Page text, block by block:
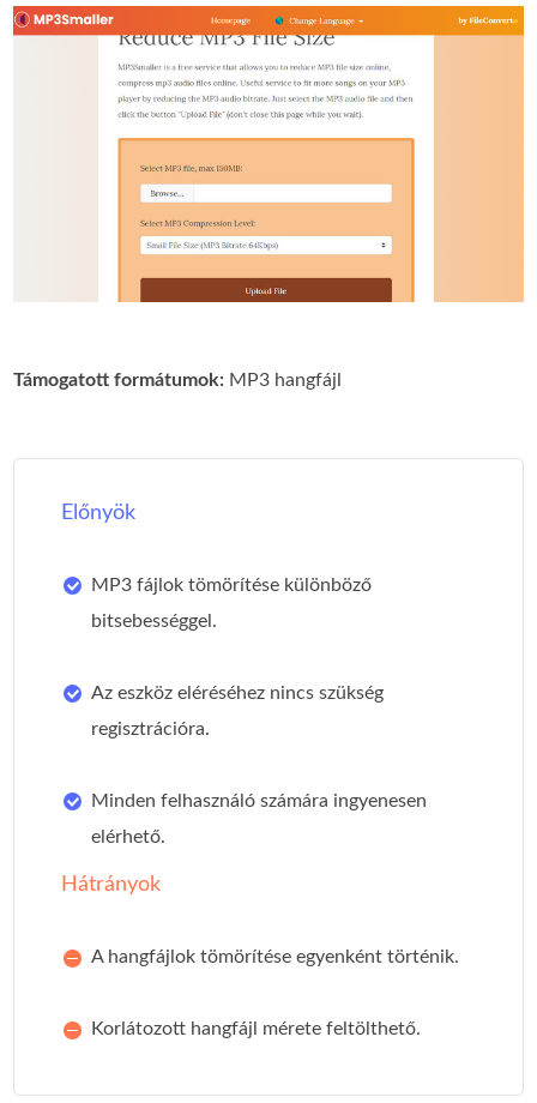
Támogatott formátumok: MP3 hangfájl
Előnyök
MP3 fájlok tömörítése különböző
bitsebességgel.
Az eszköz eléréséhez nincs szükség
regisztrációra.
Minden felhasználó számára ingyenesen
elérhető.
Hátrányok
A hangfájlok tömörítése egyenként történik.
Korlátozott hangfájl mérete feltölthető.